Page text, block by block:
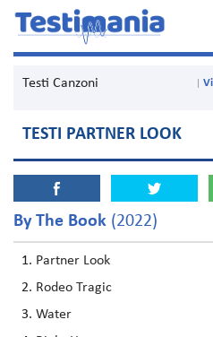
Testi Canzoni
TESTI PARTNER LOOK
By The Book (2022)
Partner Look
Rodeo Tragic
Water